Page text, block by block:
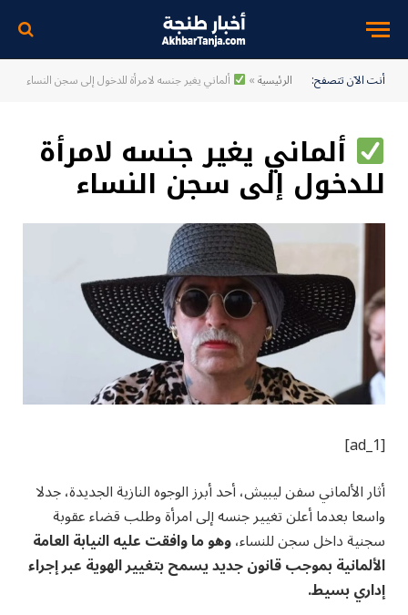
أنت الآن تتصفح: الرئيسية» ألماني يغير جنسه لامرأة للدخول إلى سجن النساء
ألماني يغير جنسه لامرأة
للدخول إلى سجن النساء
[ad_1]
أثار الألماني سفن ليبيش، أحد أبرز الوجوه النازية الجديدة، جدلا
واسعا بعدما أعلن تغيير جنسه إلى امرأة وطلب قضاء عقوبة
سجنية داخل سجن للنساء،وهو ما وافقت عليه النيابة العامة
الألمانية بموجب قانون جديد يسمح بتغيير الهوية عبر إجراء
إداري بسيط.